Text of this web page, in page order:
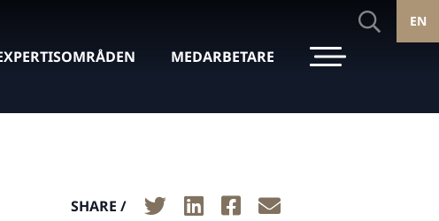
MEDARBETARE
EN
SHARE /